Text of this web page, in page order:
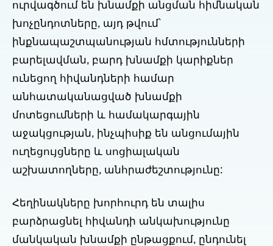
ուրվագծում են խնամքի անցման հիմնական
խոչընդոտները, այդ թվում՝
ինքնապաշտպանության հմտությունների
բարելավման, բարդ խնամքի կարիքներ
ունեցող հիվանդների համար
անհատականացված խնամքի
մոտեցումների և համակարգային
աջակցության, ինչպիսիք են անցումային
ուղեցույցները և սոցիալական
աշխատողները, անհրաժեշտությունը:
Հեղինակները խորհուրդ են տալիս
բարձրացնել հիվանդի անկախությունը
մանկական խնամքի ընթացքում, ընդունել